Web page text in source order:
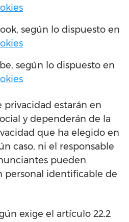
según lo dispuesto en
según lo dispuesto en
privacidad estarán en
y dependerán de la
que ha elegido en
caso, ni el responsable
pueden
identificable de
exige el artículo 22.2